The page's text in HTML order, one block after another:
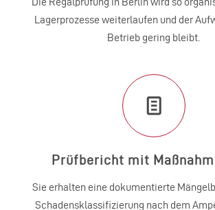
Lagerprozesse weiterlaufen und der
Betrieb gering bleibt.
Prüfbericht mit
Sie erhalten eine dokumentierte
Schadens­klassifi­zierung nach dem